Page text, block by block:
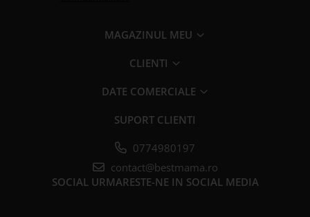
MAGAZINUL MEU
CLIENTI
DATE COMERCIALE
SUPORT CLIENTI
0774980197
contact@bestmama.ro
SOCIAL URMARESTE-NE IN SOCIAL MEDIA